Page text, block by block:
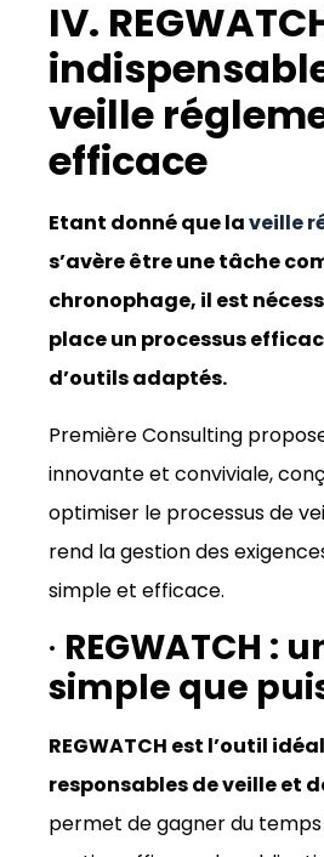
IV.
veille
efficace
Etant donné que laveille
s’avère être une tâche
chronophage, il est
place un processus
d’outils adaptés.
Première Consulting
innovante et conviviale,
optimiser le processus de
rend la gestion des
simple et efficace.
· REGWATCH :
simple que
REGWATCH est l’outil
responsables de veille et
permet de gagner du